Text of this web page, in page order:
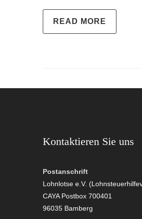
READ MORE
Kontaktieren Sie uns
Postanschrift
Lohnlotse e.V.
CAYA Postbox 700401
96035 Bamberg